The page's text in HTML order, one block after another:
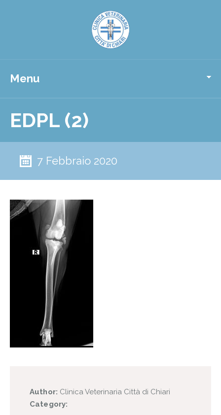
Menu
EDPL (2)
7 Febbraio 2020
Author: Clinica Veterinaria Città di Chiari
Category: